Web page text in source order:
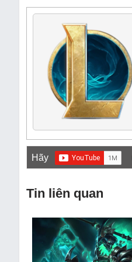
Hãy
Tin liên quan